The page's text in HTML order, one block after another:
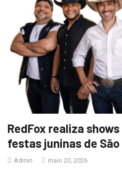
RedFox realiza
festas juninas de São
Admin maio 20, 2026